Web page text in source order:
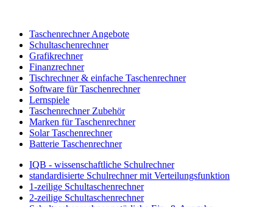
Taschenrechner Angebote
Schultaschenrechner
Grafikrechner
Finanzrechner
Tischrechner & einfache Taschenrechner
Software für Taschenrechner
Lernspiele
Taschenrechner Zubehör
Marken für Taschenrechner
Solar Taschenrechner
Batterie Taschenrechner
IQB - wissenschaftliche Schulrechner
standardisierte Schulrechner mit Verteilungsfunktion
1-zeilige Schultaschenrechner
2-zeilige Schultaschenrechner